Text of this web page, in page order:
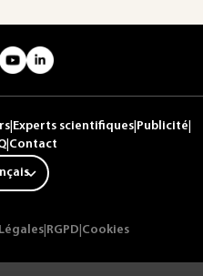
Experts scientifiques Publicité
| Contact
RGPD Cookies